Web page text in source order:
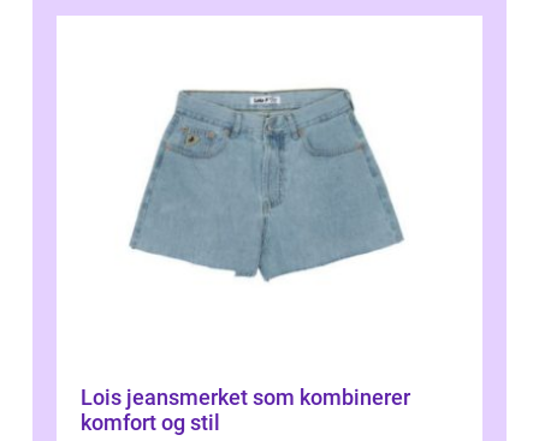
Lois jeansmerket som kombinerer
komfort og stil